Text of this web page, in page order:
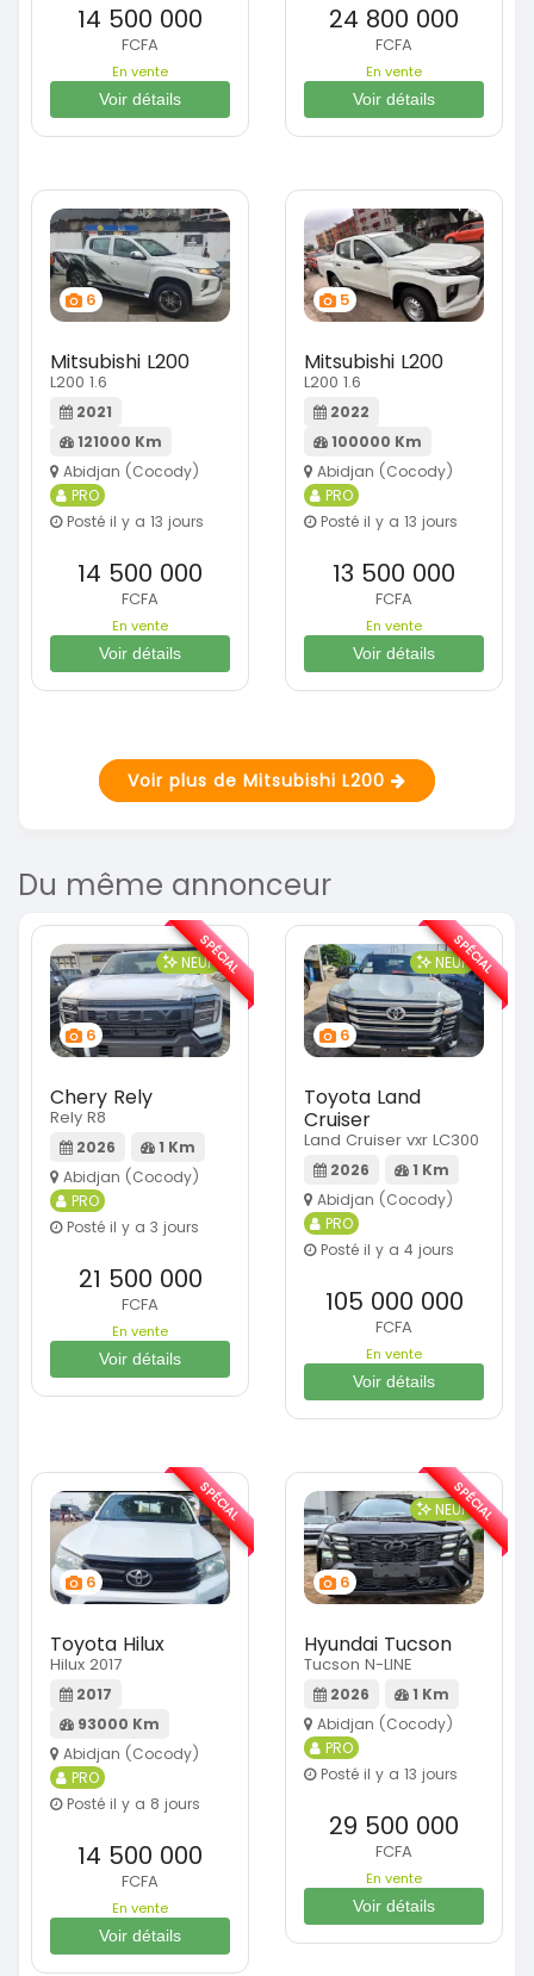
14 500 000
FCFA
En vente
Voir détails
24 800 000
FCFA
En vente
Voir détails
6
Mitsubishi L200
L200 1.6
2021
121000 Km
Abidjan (Cocody)
PRO
Posté il y a 13 jours
14 500 000
FCFA
En vente
Voir détails
5
Mitsubishi L200
L200 1.6
2022
100000 Km
Abidjan (Cocody)
PRO
Posté il y a 13 jours
13 500 000
FCFA
En vente
Voir détails
Voir plus de Mitsubishi L200
Du même annonceur
6
NEUF
Chery Rely
Rely R8
2026
1 Km
Abidjan (Cocody)
PRO
Posté il y a 3 jours
21 500 000
FCFA
En vente
Voir détails
SPÉCIAL
6
NEUF
Toyota Land
Cruiser
Land Cruiser vxr LC300
2026
1 Km
Abidjan (Cocody)
PRO
Posté il y a 4 jours
105 000 000
FCFA
En vente
Voir détails
SPÉCIAL
6
Toyota Hilux
Hilux 2017
2017
93000 Km
Abidjan (Cocody)
PRO
Posté il y a 8 jours
14 500 000
FCFA
En vente
Voir détails
SPÉCIAL
6
NEUF
Hyundai Tucson
Tucson N-LINE
2026
1 Km
Abidjan (Cocody)
PRO
Posté il y a 13 jours
29 500 000
FCFA
En vente
Voir détails
SPÉCIAL